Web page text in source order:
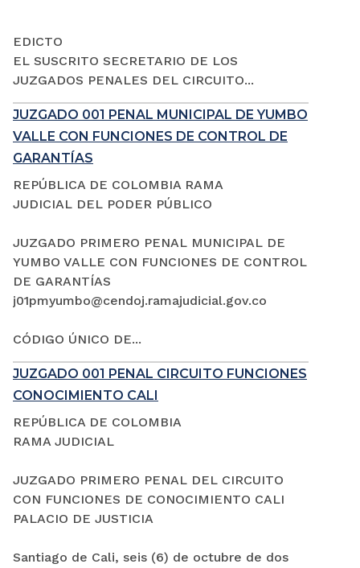
EDICTO
EL SUSCRITO SECRETARIO DE LOS
JUZGADOS PENALES DEL CIRCUITO...
JUZGADO 001 PENAL MUNICIPAL DE YUMBO
VALLE CON FUNCIONES DE CONTROL DE
GARANTÍAS
REPÚBLICA DE COLOMBIA RAMA
JUDICIAL DEL PODER PÚBLICO
JUZGADO PRIMERO PENAL MUNICIPAL DE
YUMBO VALLE CON FUNCIONES DE CONTROL
DE GARANTÍAS
j01pmyumbo@cendoj.ramajudicial.gov.co
CÓDIGO ÚNICO DE...
JUZGADO 001 PENAL CIRCUITO FUNCIONES
CONOCIMIENTO CALI
REPÚBLICA DE COLOMBIA
RAMA JUDICIAL
JUZGADO PRIMERO PENAL DEL CIRCUITO
CON FUNCIONES DE CONOCIMIENTO CALI
PALACIO DE JUSTICIA
Santiago de Cali, seis (6) de octubre de dos